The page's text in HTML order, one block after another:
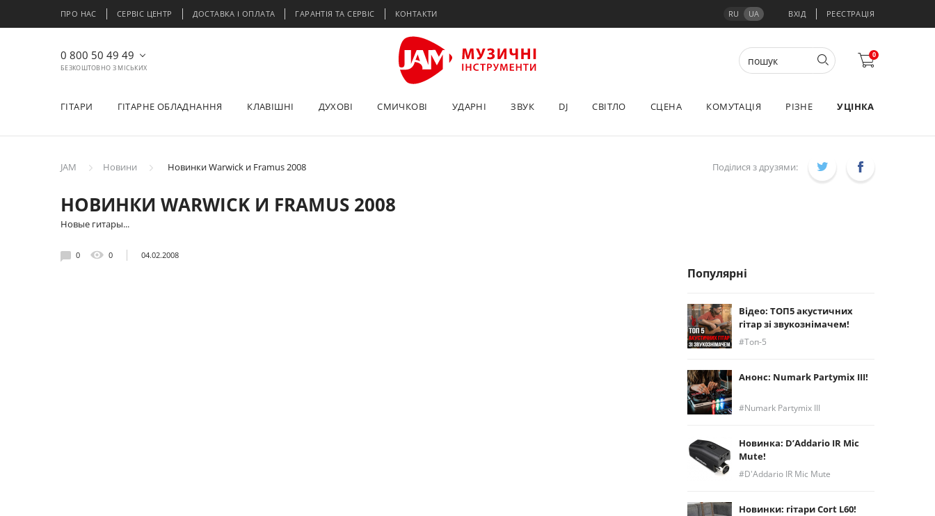
ПРО НАС СЕРВІС ЦЕНТР ДОСТАВКА І ОПЛАТА ГАРАНТІЯ ТА СЕРВІС КОНТАКТИ RU UA ВХІД РЕЄСТРАЦІЯ
0 800 50 49 49
БЕЗКОШТОВНО З МІСЬКИХ
0
ГІТАРИ ГІТАРНЕ ОБЛАДНАННЯ КЛАВІШНІ ДУХОВІ СМИЧКОВІ УДАРНІ ЗВУК DJ СВІТЛО СЦЕНА КОМУТАЦІЯ РІЗНЕ УЦІНКА
JAM Новини Новинки Warwick и Framus 2008
НОВИНКИ WARWICK И FRAMUS 2008
Новые гитары...
0 0 04.02.2008
Поділися з друзями:
Популярні
Відео: ТОП5 акустичних
гітар зі звукознімачем!
Топ-5
Анонс: Numark Partymix III!
Numark Partymix III
Новинка: D’Addario IR Mic
Mute!
D'Addario IR Mic Mute
Новинки: гітари Cort L60!